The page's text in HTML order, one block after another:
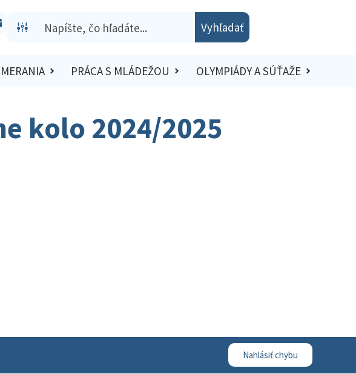
Vyhľadať
MERANIA PRÁCA S MLÁDEŽOU OLYMPIÁDY A SÚŤAŽE
kolo 2024/2025
Nahlásiť chybu